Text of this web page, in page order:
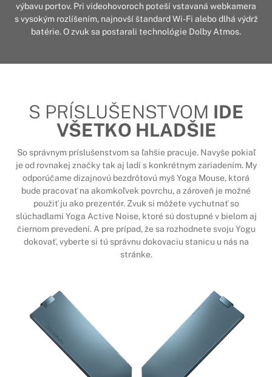
výbavu portov. Pri videohovoroch poteší vstavaná webkamera
s vysokým rozlíšením, najnovší štandard Wi-Fi alebo dlhá výdrž
batérie. O zvuk sa postarali technológie Dolby Atmos.
S PRÍSLUŠENSTVOM IDE
VŠETKO HLADŠIE
So správnym príslušenstvom sa ľahšie pracuje. Navyše pokiaľ
je od rovnakej značky tak aj ladí s konkrétnym zariadením. My
odporúčame dizajnovú bezdrôtovú myš Yoga Mouse, ktorá
bude pracovať na akomkoľvek povrchu, a zároveň je možné
použiť ju ako prezentér. Zvuk si môžete vychutnať so
slúchadlami Yoga Active Noise, ktoré sú dostupné v bielom aj
čiernom prevedení. A pre prípad, že sa rozhodnete svoju Yogu
dokovať, vyberte si tú správnu dokovaciu stanicu u nás na
stránke.